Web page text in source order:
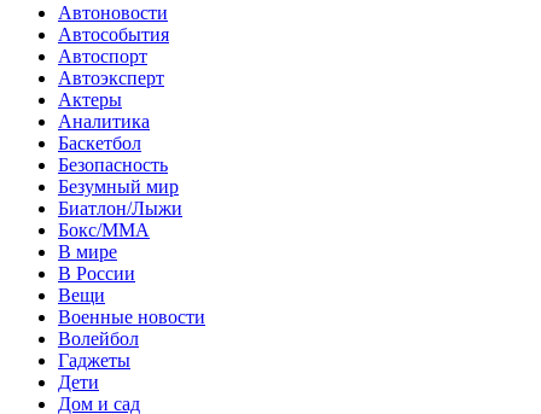
Автоновости
Автособытия
Автоспорт
Автоэксперт
Актеры
Аналитика
Баскетбол
Безопасность
Безумный мир
Биатлон/Лыжи
Бокс/MMA
В мире
В России
Вещи
Военные новости
Волейбол
Гаджеты
Дети
Дом и сад